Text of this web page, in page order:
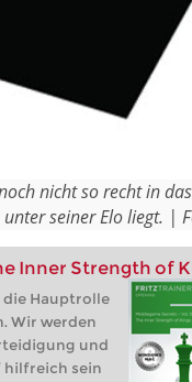
nicht so recht in
seiner Elo liegt. |
Inner Strength of
die Hauptrolle
Wir werden
und
hilfreich sein